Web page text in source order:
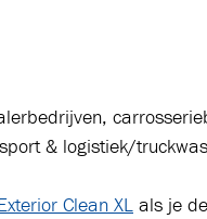
& logistiek/
Clean XL als je